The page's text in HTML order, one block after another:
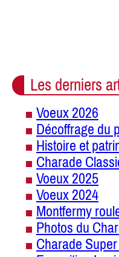
Les derniers
Voeux 2026
Décoffrage du
Histoire et
Charade
Voeux 2025
Voeux 2024
Montfermy
Photos du
Charade